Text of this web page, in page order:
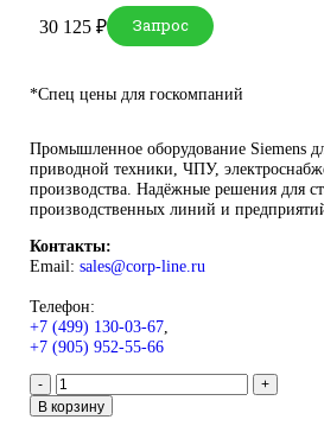
Оплата
Доставка
+7 (499) 130-03-67
Нажмите, чтобы увеличить
ГлавнаяSIEMENSSimatic HMI
systems Simatic S5 6ES5948-3UA21
30 125₽ Запрос Запрос